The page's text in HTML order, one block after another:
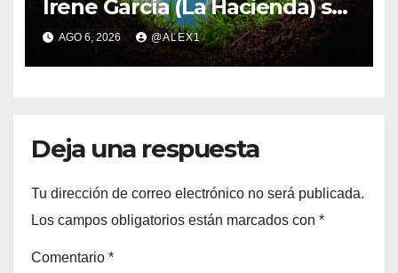
Irene García (La Hacienda) se
meten en las semifinales del
Campeonato de Málaga
Match Play
AGO 6, 2026 @ALEX1
Deja una respuesta
Tu dirección de correo electrónico no será publicada.
Los campos obligatorios están marcados con *
Comentario *